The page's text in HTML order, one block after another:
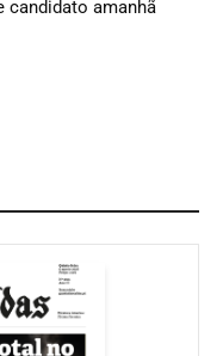
candidato amanhã